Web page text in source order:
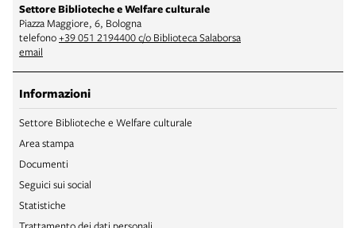
Settore Biblioteche e Welfare culturale
Piazza Maggiore, 6, Bologna
telefono+39 051 2194400 c/o Biblioteca Salaborsa
email
Informazioni
Settore Biblioteche e Welfare culturale
Area stampa
Documenti
Seguici sui social
Statistiche